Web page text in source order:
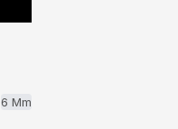
6 Mm